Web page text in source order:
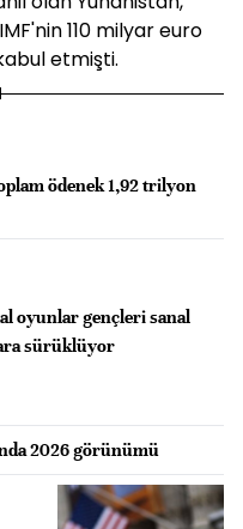
110 milyar euro
etmişti.
ödenek 1,92 trilyon
oyunlar gençleri sanal
sürüklüyor
2026 görünümü